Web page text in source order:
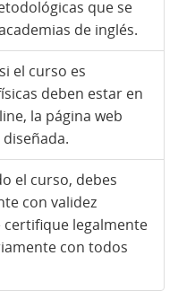
que se
de inglés.
el curso es
deben estar en
la página web
el curso, debes
con validez
legalmente
con todos